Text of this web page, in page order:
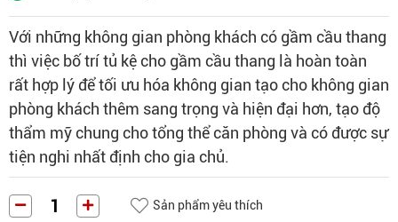
Với những không gian phòng khách có gầm cầu thang
thì việc bố trí tủ kệ cho gầm cầu thang là hoàn toàn
rất hợp lý để tối ưu hóa không gian tạo cho không gian
phòng khách thêm sang trọng và hiện đại hơn, tạo độ
thẩm mỹ chung cho tổng thể căn phòng và có được sự
tiện nghi nhất định cho gia chủ.
Sản phẩm yêu thích